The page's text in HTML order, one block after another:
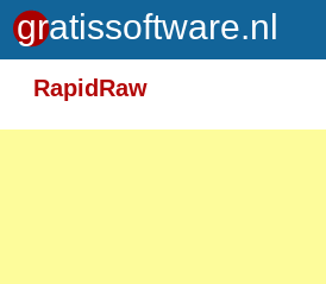
RapidRaw